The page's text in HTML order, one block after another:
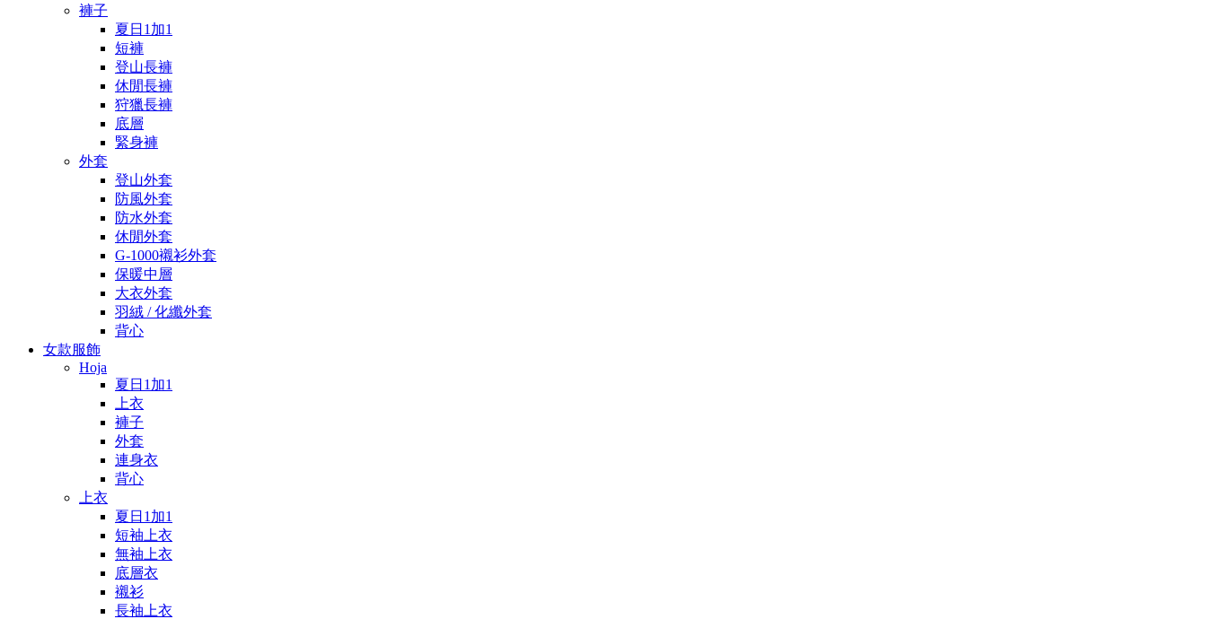
褲子
夏日1加1
短褲
登山長褲
休閒長褲
狩獵長褲
底層
緊身褲
外套
登山外套
防風外套
防水外套
休閒外套
G-1000襯衫外套
保暖中層
大衣外套
羽絨 / 化纖外套
背心
女款服飾
Hoja
夏日1加1
上衣
褲子
外套
連身衣
背心
上衣
夏日1加1
短袖上衣
無袖上衣
底層衣
襯衫
長袖上衣